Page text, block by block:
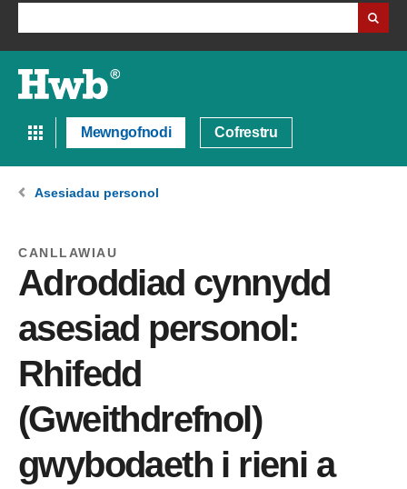
Mewngofnodi Cofrestru
Asesiadau personol
CANLLAWIAU
Adroddiad cynnydd
asesiad personol:
Rhifedd
(Gweithdrefnol)
gwybodaeth i rieni a